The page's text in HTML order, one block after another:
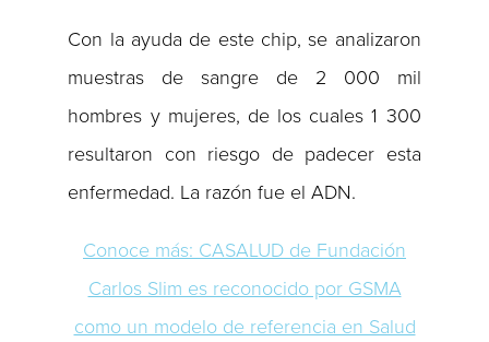
Con la ayuda de este chip, se analizaron
muestras de sangre de 2 000 mil
hombres y mujeres, de los cuales 1 300
resultaron con riesgo de padecer esta
enfermedad. La razón fue el ADN.
Conoce más: CASALUD de Fundación
Carlos Slim es reconocido por GSMA
como un modelo de referencia en Salud